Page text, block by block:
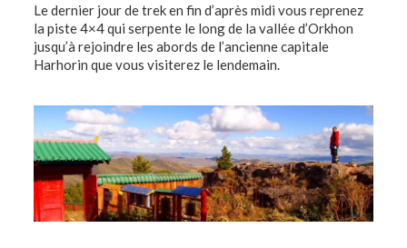
Le dernier jour de trek en fin d’après midi vous reprenez
la piste 4×4 qui serpente le long de la vallée d’Orkhon
jusqu’à rejoindre les abords de l’ancienne capitale
Harhorin que vous visiterez le lendemain.